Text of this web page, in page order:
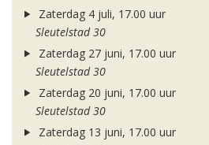
Zaterdag 4 juli, 17.00 uur
Sleutelstad 30
Zaterdag 27 juni, 17.00 uur
Sleutelstad 30
Zaterdag 20 juni, 17.00 uur
Sleutelstad 30
Zaterdag 13 juni, 17.00 uur